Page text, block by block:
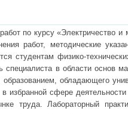
по курсу «Электричество и
работ, методические
студентам физико-
специалиста в области основ
обладающего
избранной сфере
труда. Лабораторный